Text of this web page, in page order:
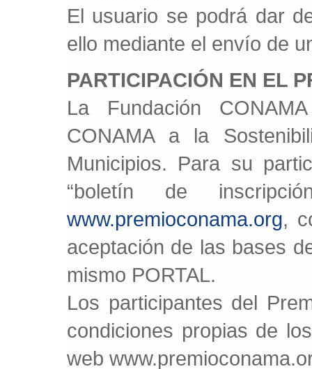
El usuario se podrá dar
ello mediante el envío de
PARTICIPACIÓN EN EL
La Fundación
CONAMA a la
Municipios. Para su
“boletín de
www.premioconama.org,
aceptación de las bases
mismo PORTAL.
Los participantes del
condiciones propias de
web